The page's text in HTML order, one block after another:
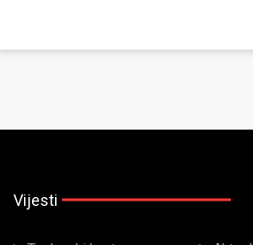
Vijesti